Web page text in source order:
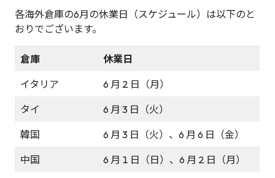
各海外倉庫の6月の休業日（スケジュール）は以下のと
おりでございます。
倉庫 休業日
イタリア 6 月 2 日（月）
タイ 6 月 3 日（火）
韓国 6 月 3 日（火）、6 月 6 日（金）
中国 6 月 1 日（日）、6 月 2 日（月）